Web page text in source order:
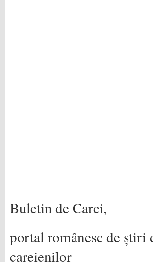
Buletin de Carei,
portal românesc de știri
careienilor